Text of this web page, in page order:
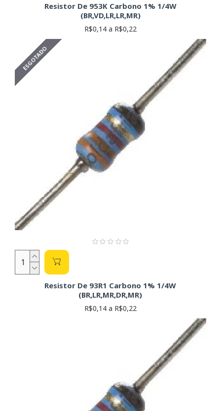
Resistor De 953K Carbono 1% 1/4W
(BR,VD,LR,LR,MR)
R$0,14 a R$0,22
ESGOTADO
Resistor De 93R1 Carbono 1% 1/4W
(BR,LR,MR,DR,MR)
R$0,14 a R$0,22